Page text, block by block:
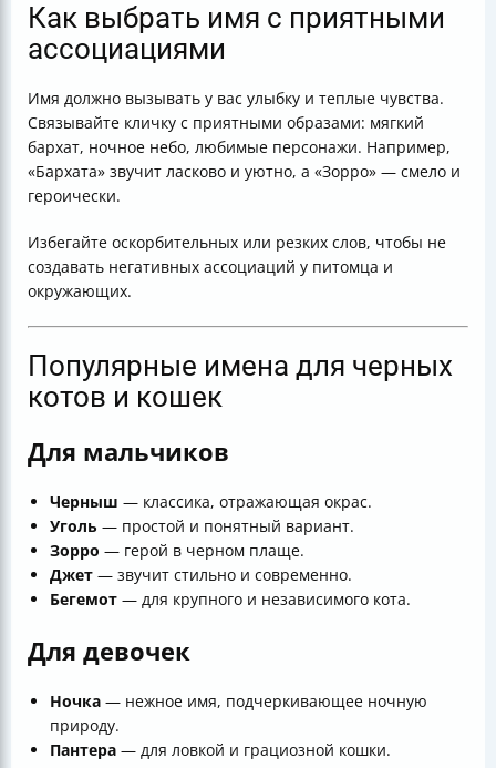
Как выбрать имя с приятными
ассоциациями
Имя должно вызывать у вас улыбку и теплые чувства.
Связывайте кличку с приятными образами: мягкий
бархат, ночное небо, любимые персонажи. Например,
«Бархата» звучит ласково и уютно, а «Зорро» — смело и
героически.
Избегайте оскорбительных или резких слов, чтобы не
создавать негативных ассоциаций у питомца и
окружающих.
Популярные имена для черных
котов и кошек
Для мальчиков
Черныш — классика, отражающая окрас.
Уголь — простой и понятный вариант.
Зорро — герой в черном плаще.
Джет — звучит стильно и современно.
Бегемот — для крупного и независимого кота.
Для девочек
Ночка — нежное имя, подчеркивающее ночную
природу.
Пантера — для ловкой и грациозной кошки.